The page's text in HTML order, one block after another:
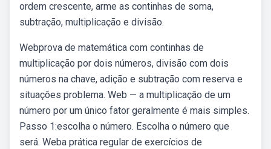
ordem crescente, arme as continhas de soma,
subtração, multiplicação e divisão.
Webprova de matemática com continhas de
multiplicação por dois números, divisão com dois
números na chave, adição e subtração com reserva e
situações problema. Web — a multiplicação de um
número por um único fator geralmente é mais simples.
Passo 1:escolha o número. Escolha o número que
será. Weba prática regular de exercícios de